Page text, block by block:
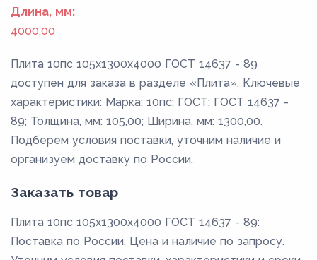
Длина, мм:
4000,00
Плита 10пс 105x1300x4000 ГОСТ 14637 - 89
доступен для заказа в разделе «Плита». Ключевые
характеристики: Марка: 10пс; ГОСТ: ГОСТ 14637 -
89; Толщина, мм: 105,00; Ширина, мм: 1300,00.
Подберем условия поставки, уточним наличие и
организуем доставку по России.
Заказать товар
Плита 10пс 105x1300x4000 ГОСТ 14637 - 89:
Поставка по России. Цена и наличие по запросу.